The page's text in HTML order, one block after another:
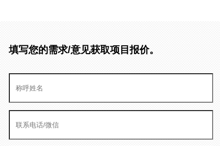
填写您的需求/意见获取项目报价。